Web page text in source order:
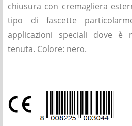
chiusura con cremagliera
tipo di fascette
applicazioni speciali dove è
tenuta. Colore: nero.